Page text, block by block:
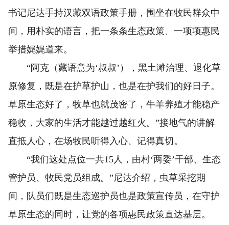
书记尼达手持汉藏双语政策手册，围坐在牧民群众中
间，用朴实的语言，把一条条生态政策、一项项惠民
举措娓娓道来。
“阿克（藏语意为‘叔叔’），黑土滩治理、退化草
原修复，既是在护草护山，也是在护我们的好日子。
草原生态好了，牧草也就茂密了，牛羊养殖才能稳产
稳收，大家的生活才能越过越红火。”接地气的讲解
直抵人心，在场牧民听得入心、记得真切。
“我们这处点位一共15人，由村‘两委’干部、生态
管护员、牧民党员组成。”尼达介绍，虫草采挖期
间，队员们既是生态巡护员也是政策宣传员，在守护
草原生态的同时，让党的各项惠民政策直达基层。